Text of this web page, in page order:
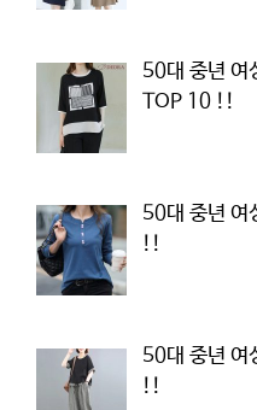
50대 중년 여
TOP 10 !!
50대 중년 여
!!
50대 중년 여
!!